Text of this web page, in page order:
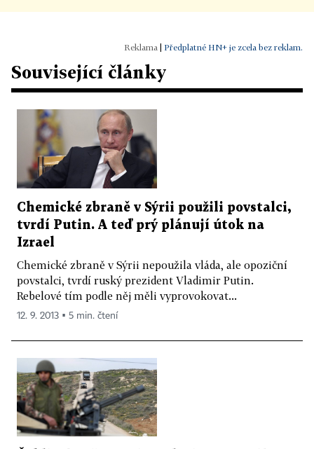
Předplatné HN+ je zcela bez reklam.
Související články
Chemické zbraně v Sýrii použili povstalci,
tvrdí Putin. A teď prý plánují útok na
Izrael
Chemické zbraně v Sýrii nepoužila vláda, ale opoziční
povstalci, tvrdí ruský prezident Vladimir Putin.
Rebelové tím podle něj měli vyprovokovat...
12. 9. 2013 ▪ 5 min. čtení